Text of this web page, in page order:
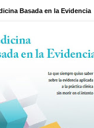
Basada en la Evidencia